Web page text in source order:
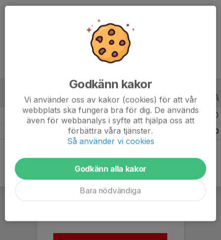
12 år
ALLA SERIER ALLA ÅR
Säsongen 25/26 21 0 0
0
Godkänn kakor
Vi använder oss av kakor (cookies) för att vår
webbplats ska fungera bra för dig. De används
även för webbanalys i syfte att hjälpa oss att
förbättra våra tjänster.
Så använder vi cookies
Godkänn alla kakor
Bara nödvändiga